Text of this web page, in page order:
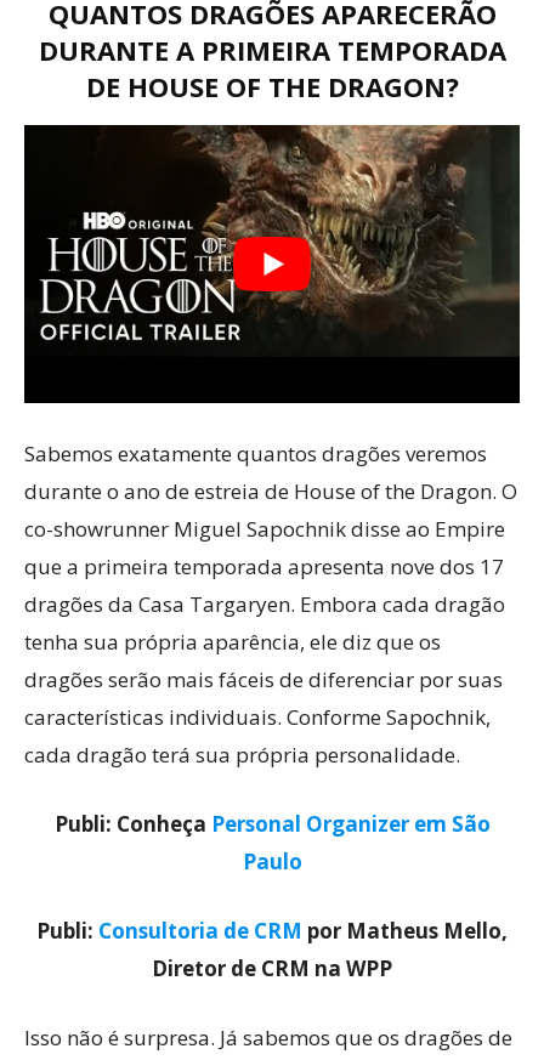
QUANTOS DRAGÕES APARECERÃO
DURANTE A PRIMEIRA TEMPORADA
DE HOUSE OF THE DRAGON?
Sabemos exatamente quantos dragões veremos
durante o ano de estreia de House of the Dragon. O
co-showrunner Miguel Sapochnik disse ao Empire
que a primeira temporada apresenta nove dos 17
dragões da Casa Targaryen. Embora cada dragão
tenha sua própria aparência, ele diz que os
dragões serão mais fáceis de diferenciar por suas
características individuais. Conforme Sapochnik,
cada dragão terá sua própria personalidade.
Publi: Conheça Personal Organizer em São
Paulo
Publi: Consultoria de CRM por Matheus Mello,
Diretor de CRM na WPP
Isso não é surpresa. Já sabemos que os dragões de